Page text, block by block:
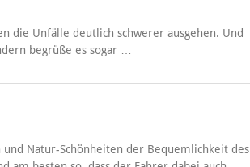
die Unfälle deutlich schwerer ausgehen. Und
begrüße es sogar …
Natur-Schönheiten der Bequemlichkeit des